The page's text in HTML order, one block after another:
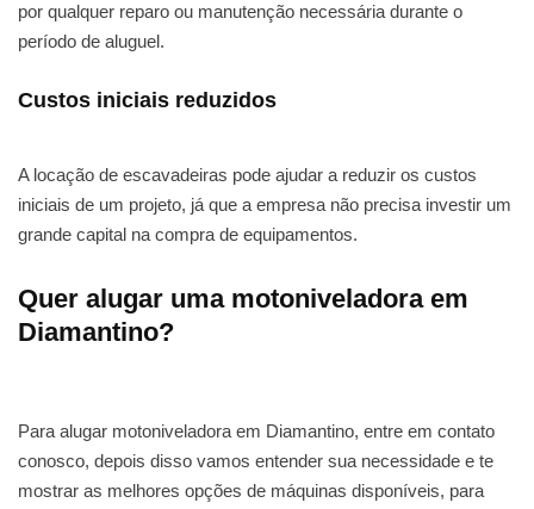
por qualquer reparo ou manutenção necessária durante o
período de aluguel.
Custos iniciais reduzidos
A locação de escavadeiras pode ajudar a reduzir os custos
iniciais de um projeto, já que a empresa não precisa investir um
grande capital na compra de equipamentos.
Quer alugar uma motoniveladora em
Diamantino?
Para alugar motoniveladora em Diamantino, entre em contato
conosco, depois disso vamos entender sua necessidade e te
mostrar as melhores opções de máquinas disponíveis, para